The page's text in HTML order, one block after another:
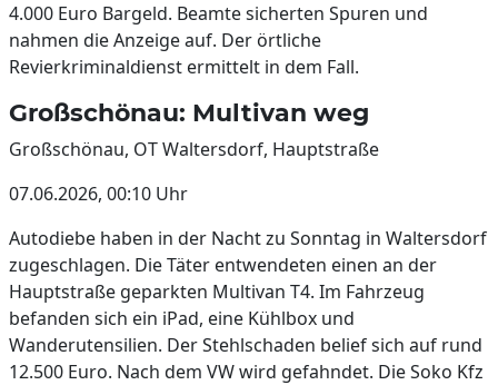
4.000 Euro Bargeld. Beamte sicherten Spuren und
nahmen die Anzeige auf. Der örtliche
Revierkriminaldienst ermittelt in dem Fall.
Großschönau: Multivan weg
Großschönau, OT Waltersdorf, Hauptstraße
07.06.2026, 00:10 Uhr
Autodiebe haben in der Nacht zu Sonntag in Waltersdorf
zugeschlagen. Die Täter entwendeten einen an der
Hauptstraße geparkten Multivan T4. Im Fahrzeug
befanden sich ein iPad, eine Kühlbox und
Wanderutensilien. Der Stehlschaden belief sich auf rund
12.500 Euro. Nach dem VW wird gefahndet. Die Soko Kfz